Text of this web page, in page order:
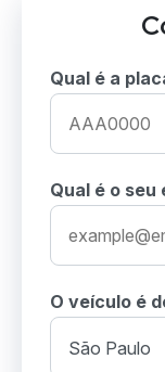
Qual é a
Qual é o seu
O veículo é